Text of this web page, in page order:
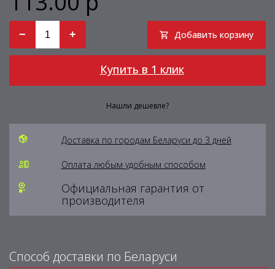
− + Добавить корзину
Купить в 1 клик
Нашли дешевле?
Доставка по городам Беларуси до 3 дней
Оплата любым удобным способом
Официальная гарантия от
производителя
Способ доставки по Беларуси